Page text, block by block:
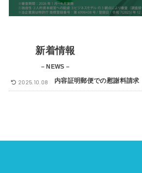
新着情報
– NEWS –
内容証明郵便での慰謝料請求
2025.10.08